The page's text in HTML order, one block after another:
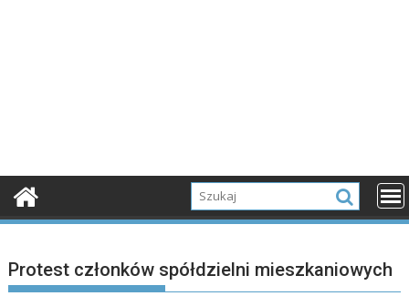
Protest członków spółdzielni mieszkaniowych